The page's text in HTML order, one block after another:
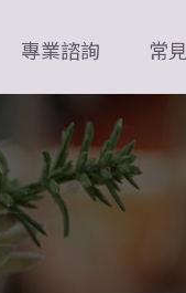
專業諮詢 常